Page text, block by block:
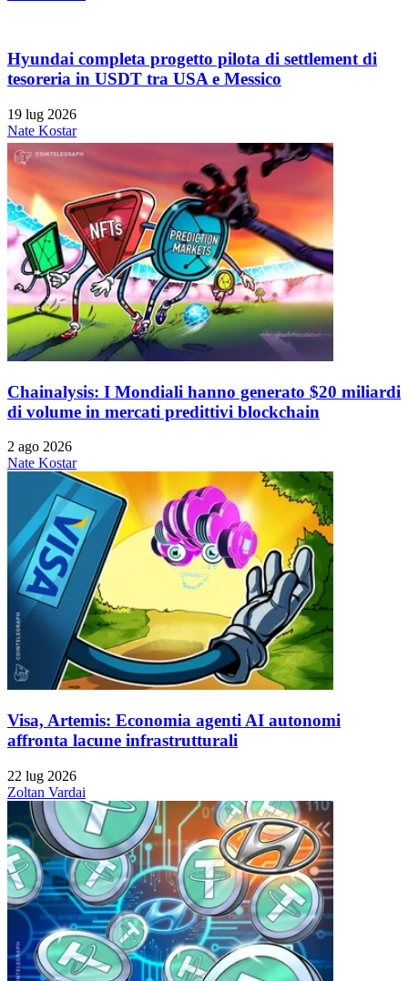
Hyundai completa progetto pilota di settlement di
tesoreria in USDT tra USA e Messico
19 lug 2026
Nate Kostar
Chainalysis: I Mondiali hanno generato $20 miliardi
di volume in mercati predittivi blockchain
2 ago 2026
Nate Kostar
Visa, Artemis: Economia agenti AI autonomi
affronta lacune infrastrutturali
22 lug 2026
Zoltan Vardai